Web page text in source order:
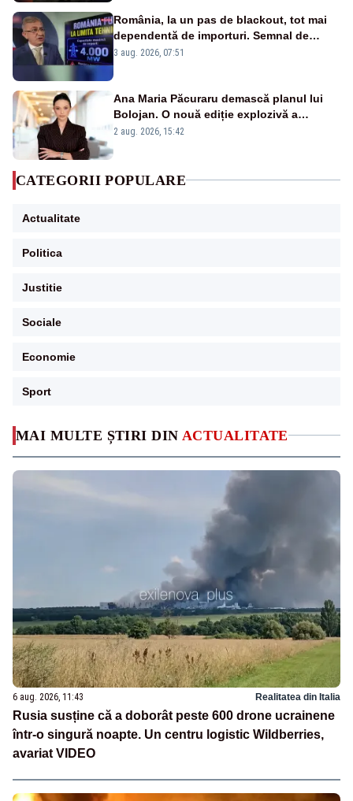
MAI MULTE ȘTIRI DIN ACTUALITATE
6 aug. 2026, 11:43 Realitatea din Italia
Rusia susține că a doborât peste 600 drone ucrainene
într-o singură noapte. Un centru logistic Wildberries,
avariat VIDEO
România, la un pas de blackout, tot mai
dependentă de importuri. Semnal de
alarmă tras de un expert în energie
3 aug. 2026, 07:51
Ana Maria Păcuraru demască planul lui
Bolojan. O nouă ediție explozivă a
emisiunii „Miza Zilei” la Realitatea PLUS
2 aug. 2026, 15:42
CATEGORII POPULARE
Actualitate
Politica
Justitie
Sociale
Economie
Sport